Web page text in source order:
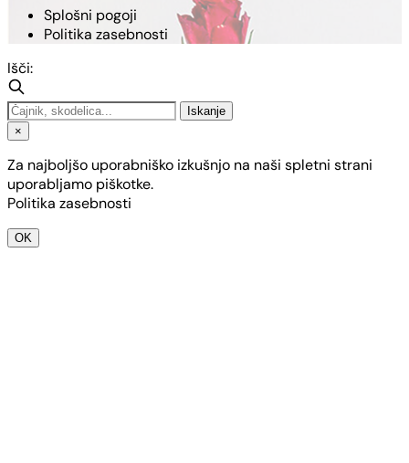
Splošni pogoji
Politika zasebnosti
Išči:
Iskanje
×
Za najboljšo uporabniško izkušnjo na naši spletni strani
uporabljamo piškotke.
Politika zasebnosti
OK